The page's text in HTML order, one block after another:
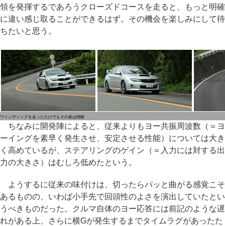
領を発揮するであろうクローズドコースを走ると、もっと明確
に違い感じ取ることができるはず。その機会を楽しみにして待
ちたいと思う。
ワインディングを走っただけでもその差は明瞭
ちなみに開発陣によると、従来よりもヨー共振周波数（＝ヨ
ーイングを素早く発生させ、安定させる性能）については大き
く高めているが、ステアリングのゲイン（＝入力には対する出
力の大きさ）はむしろ低めたという。
ようするに従来の味付けは、切ったらパッと曲がる感覚こそ
あるものの、いわば小手先で回頭性のよさを演出していたとい
うべきものだった。クルマ自体のヨー応答には前記のような遅
れがある上、さらに横Gが発生するまでタイムラグがあったた